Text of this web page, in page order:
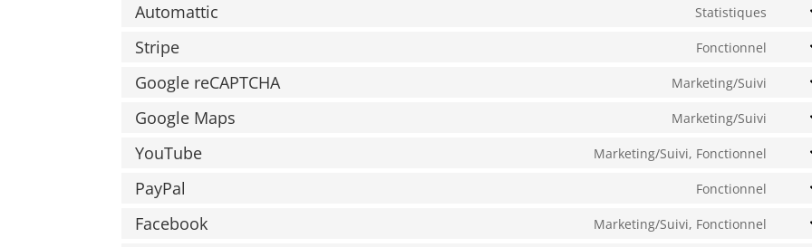
Automattic Statistiques
Stripe Fonctionnel
Google reCAPTCHA Marketing/Suivi
Google Maps Marketing/Suivi
YouTube Marketing/Suivi, Fonctionnel
PayPal Fonctionnel
Facebook Marketing/Suivi, Fonctionnel